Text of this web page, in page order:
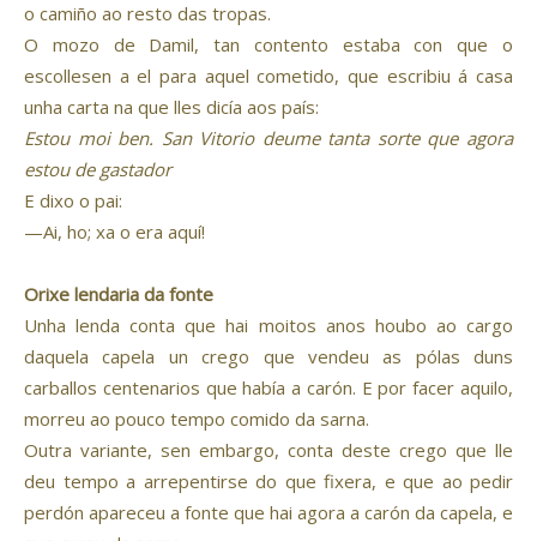
o camiño ao resto das tropas.
O mozo de Damil, tan contento estaba con que o
escollesen a el para aquel cometido, que escribiu á casa
unha carta na que lles dicía aos país:
Estou moi ben. San Vitorio deume tanta sorte que agora
estou de gastador
E dixo o pai:
—Ai, ho; xa o era aquí!
Orixe lendaria da fonte
Unha lenda conta que hai moitos anos houbo ao cargo
daquela capela un crego que vendeu as pólas duns
carballos centenarios que había a carón. E por facer aquilo,
morreu ao pouco tempo comido da sarna.
Outra variante, sen embargo, conta deste crego que lle
deu tempo a arrepentirse do que fixera, e que ao pedir
perdón apareceu a fonte que hai agora a carón da capela, e